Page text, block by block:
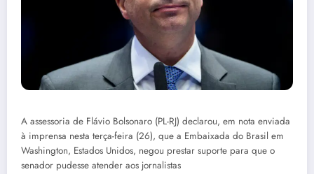
A assessoria de Flávio Bolsonaro (PL-RJ) declarou, em nota enviada
à imprensa nesta terça-feira (26), que a Embaixada do Brasil em
Washington, Estados Unidos, negou prestar suporte para que o
senador pudesse atender aos jornalistas